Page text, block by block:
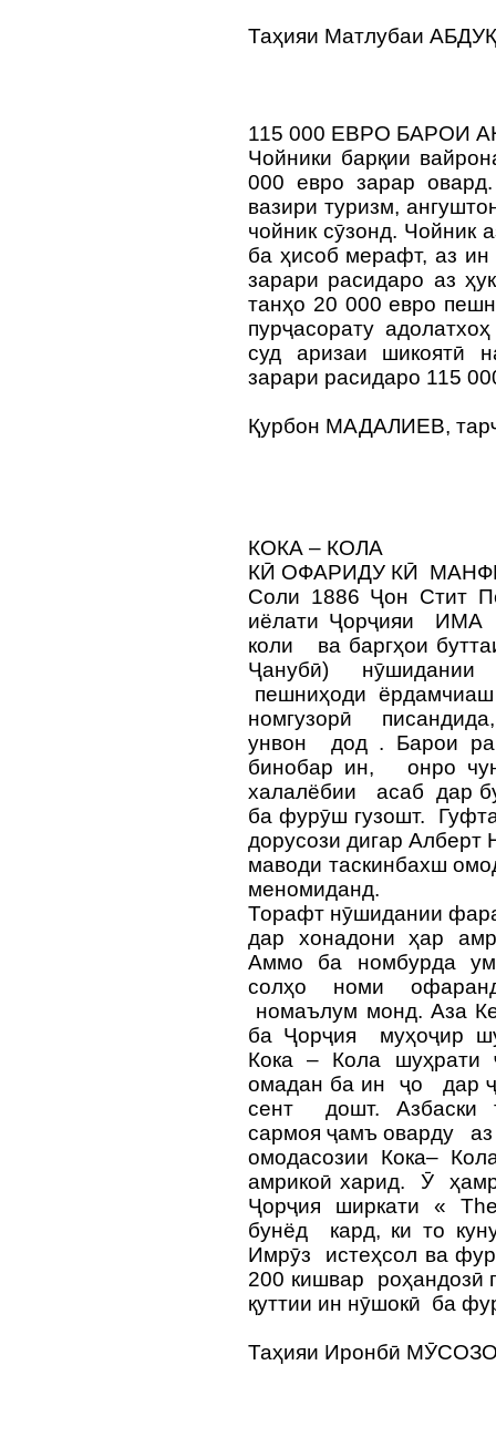
Таҳияи Матлубаи
115 000 ЕВРО БАРОИ
Чойники барқии
000 евро зарар
вазири туризм,
чойник сӯзонд. Чойник
ба ҳисоб мерафт, аз ин
зарари расидаро аз
танҳо 20 000 евро
пурҷасорату
суд аризаи шикоятӣ
зарари расидаро 115
Қурбон МАДАЛИЕВ,
КОКА – КОЛА
КӢ ОФАРИДУ КӢ
Соли 1886 Ҷон Стит
иёлати Ҷорҷияи ИМА
коли ва баргҳои
Ҷанубӣ)
пешниҳоди
номгузорӣ
унвон дод . Барои
бинобар ин, онро
халалёбии асаб дар
ба фурӯш гузошт.
дорусози дигар Алберт
маводи таскинбахш
меномиданд.
Торафт нӯшидании
дар хонадони ҳар
Аммо ба номбурда
солҳо номи
номаълум монд. Аза
ба Ҷорҷия муҳоҷир
Кока – Кола
омадан ба ин ҷо дар
сент дошт. Азбаски
сармоя ҷамъ оварду
омодасозии Кока–
амрикоӣ харид. Ӯ
Ҷорҷия ширкати «
бунёд кард, ки то
Имрӯз истеҳсол ва
200 кишвар роҳандозӣ
қуттии ин нӯшокӣ ба
Таҳияи Иронбӣ